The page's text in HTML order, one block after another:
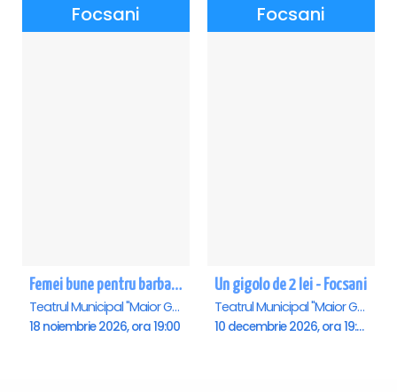
Focsani
Femei bune pentru barbati nebuni - Focsani
Teatrul Municipal "Maior Gh. Pastia", Focsani
18 noiembrie 2026, ora 19:00
Focsani
Un gigolo de 2 lei - Focsani
Teatrul Municipal "Maior Gh. Pastia", Focsani
10 decembrie 2026, ora 19:00